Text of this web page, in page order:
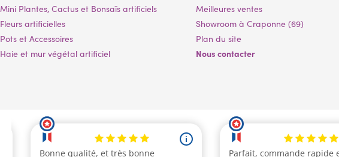
Mini Plantes, Cactus et Bonsaïs artificiels
Fleurs artificielles
Pots et Accessoires
Haie et mur végétal artificiel
Meilleures ventes
Showroom à Craponne (69)
Plan du site
Nous contacter